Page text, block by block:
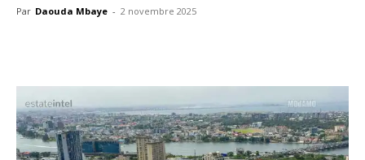
Par Daouda Mbaye - 2 novembre 2025